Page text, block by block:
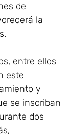
de
la
entre ellos
este
y
se inscriban
dos